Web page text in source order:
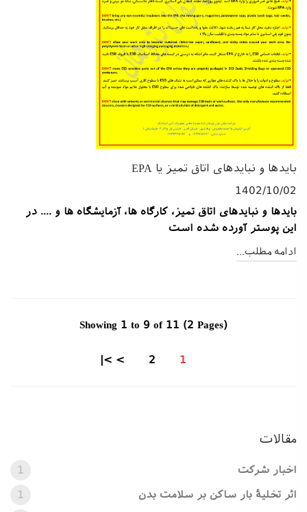
بایدها و نبایدهای اتاق تمیز یا EPA
1402/10/02
بایدها و نبایدهای اتاق تمیز، کارگاه ها، آزمایشگاه ها و .... در
این پوستر آورده شده است
ادامه مطلب...
Showing 1 to 9 of 11 (2 Pages)
1
2
>
>|
مقالات
اخبار شرکت
1
اثر تخلیۀ بار ساکن بر سلامت بدن
1